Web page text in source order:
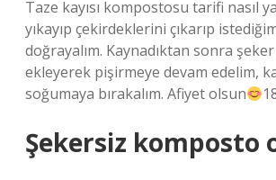
Taze kayısı kompostosu tarifi nasıl
yıkayıp çekirdeklerini çıkarıp
doğrayalım. Kaynadıktan sonra
ekleyerek pişirmeye devam edelim,
soğumaya bırakalım. Afiyet olsun
Şekersiz komposto